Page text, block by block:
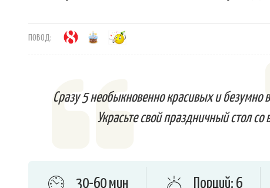
ПОВОД:
Сразу 5 необыкновенно красивых и безумно
Украсьте свой праздничный стол со
30-60 мин Порций: 6